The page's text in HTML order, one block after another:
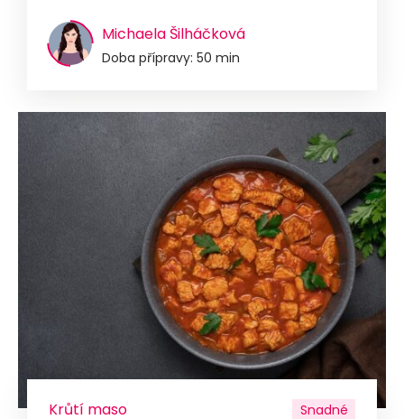
Michaela Šilháčková
Doba přípravy: 50 min
Krůtí maso Snadné